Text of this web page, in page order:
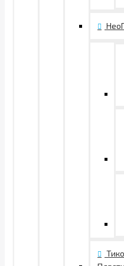
Тико